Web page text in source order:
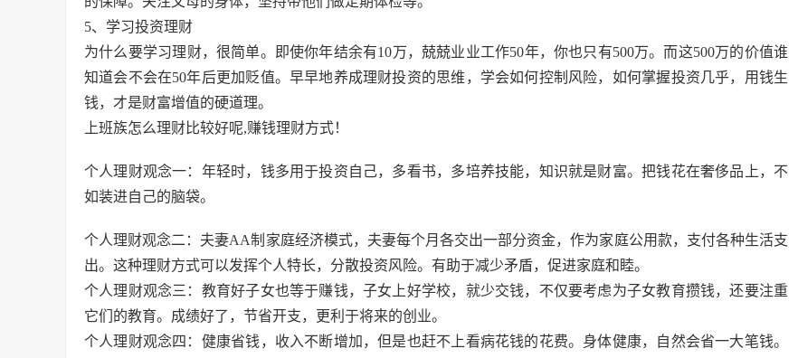
5、学习投资理财
为什么要学习理财，很简单。即使你年结余有10万，兢兢业业工作50年，你也只有500万。而这500万的价值谁
知道会不会在50年后更加贬值。早早地养成理财投资的思维，学会如何控制风险，如何掌握投资几乎，用钱生
钱，才是财富增值的硬道理。
上班族怎么理财比较好呢,赚钱理财方式！
个人理财观念一：年轻时，钱多用于投资自己，多看书，多培养技能，知识就是财富。把钱花在奢侈品上，不
如装进自己的脑袋。
个人理财观念二：夫妻AA制家庭经济模式，夫妻每个月各交出一部分资金，作为家庭公用款，支付各种生活支
出。这种理财方式可以发挥个人特长，分散投资风险。有助于减少矛盾，促进家庭和睦。
个人理财观念三：教育好子女也等于赚钱，子女上好学校，就少交钱，不仅要考虑为子女教育攒钱，还要注重
它们的教育。成绩好了，节省开支，更利于将来的创业。
个人理财观念四：健康省钱，收入不断增加，但是也赶不上看病花钱的花费。身体健康，自然会省一大笔钱。